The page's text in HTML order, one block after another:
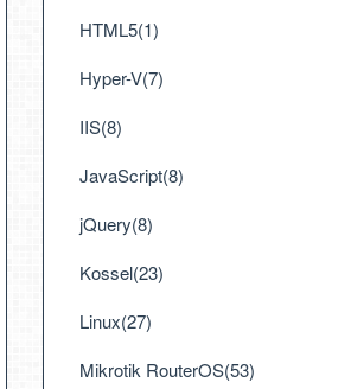
HTML5(1)
Hyper-V(7)
IIS(8)
JavaScript(8)
jQuery(8)
Kossel(23)
Linux(27)
Mikrotik RouterOS(53)